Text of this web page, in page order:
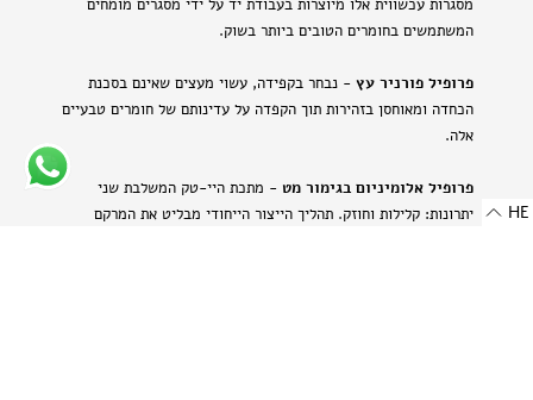
מסגרות עכשווית אלו מיוצרות בעבודת יד על ידי מסגרים מומחים
המשתמשים בחומרים הטובים ביותר בשוק.
פרופיל פורניר עץ - נבחר בקפידה, עשוי מעצים שאינם בסכנת
הכחדה ומאוחסן בזהירות תוך הקפדה על עדינותם של חומרים טבעיים
אלה.
פרופיל אלומיניום בגימור מט - מתכת היי-טק המשלבת שני
יתרונות: קלילות וחוזק. תהליך הייצור הייחודי מבליט את המרקם
HE